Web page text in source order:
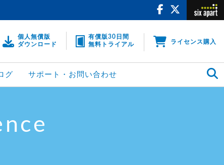
個人無償版
ダウンロード
有償版30日間
無料トライアル
ライセンス購入
グ サポート・お問い合わせ